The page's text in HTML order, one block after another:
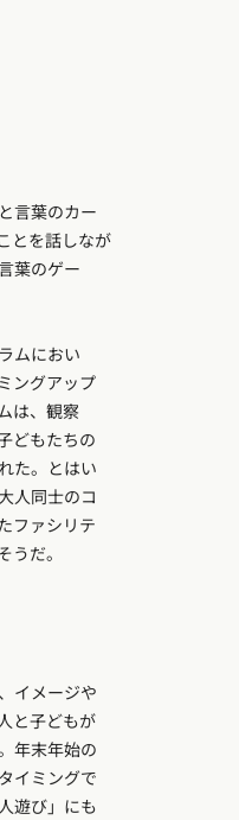
言葉のカー
とを話しなが
葉のゲー
ムにおい
ングアップ
は、観察
どもたちの
た。とはい
人同士のコ
ファシリテ
だ。
イメージや
と子どもが
年末年始の
イミングで
遊び」にも